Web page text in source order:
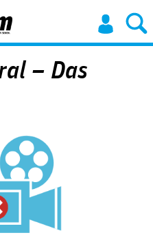
– Das